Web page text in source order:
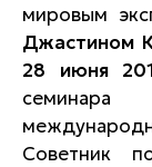
мировым
Джастином
28 июня
Советник